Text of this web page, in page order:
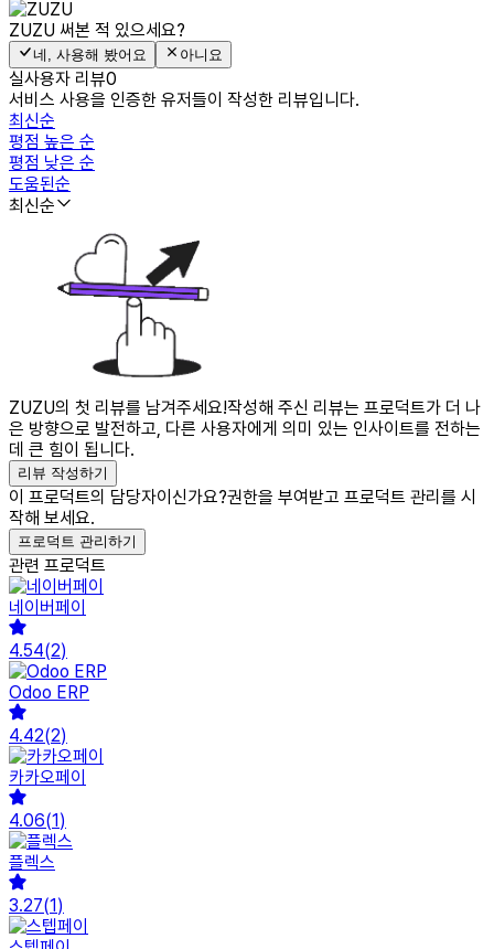
ZUZU 써본 적 있으세요?
네, 사용해 봤어요 아니요
실사용자 리뷰0
서비스 사용을 인증한 유저들이 작성한 리뷰입니다.
최신순
평점 높은 순
평점 낮은 순
도움된순
최신순
ZUZU의 첫 리뷰를 남겨주세요!작성해 주신 리뷰는 프로덕트가 더 나
은 방향으로 발전하고, 다른 사용자에게 의미 있는 인사이트를 전하는
데 큰 힘이 됩니다.
리뷰 작성하기
이 프로덕트의 담당자이신가요?권한을 부여받고 프로덕트 관리를 시
작해 보세요.
프로덕트 관리하기
관련 프로덕트
네이버페이
4.54(2)
Odoo ERP
4.42(2)
카카오페이
4.06(1)
플렉스
3.27(1)